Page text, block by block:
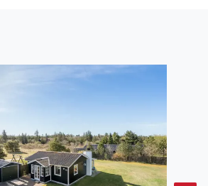
Entfernung zum Meer beträgt
Einkaufsmöglichkeit liegt 200 m
50 m² Terrassenareal zur
Schaukel. Sandkasten.
sich für 6 Personen. 2 der
sich jedoch nur für größere Kinder
hat eine Wohnfläche